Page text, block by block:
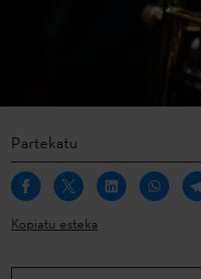
Partekatu
Kopiatu esteka